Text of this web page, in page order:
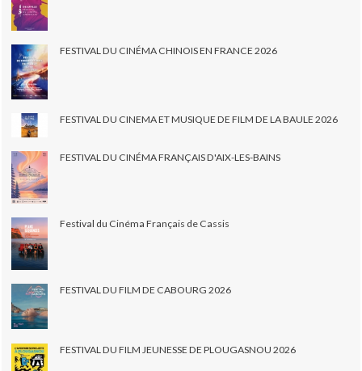
FESTIVAL DU CINÉMA CHINOIS EN FRANCE 2026
FESTIVAL DU CINEMA ET MUSIQUE DE FILM DE LA BAULE 2026
FESTIVAL DU CINÉMA FRANÇAIS D'AIX-LES-BAINS
Festival du Cinéma Français de Cassis
FESTIVAL DU FILM DE CABOURG 2026
FESTIVAL DU FILM JEUNESSE DE PLOUGASNOU 2026